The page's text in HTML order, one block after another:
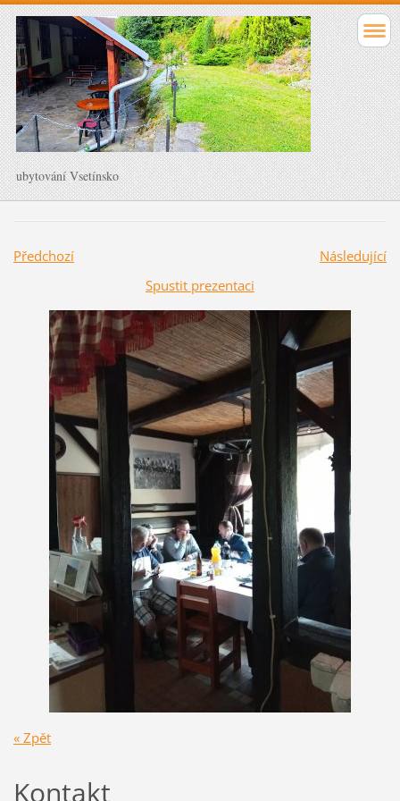
ubytování Vsetínsko
Předchozí
Následující
Spustit prezentaci
« Zpět
Kontakt